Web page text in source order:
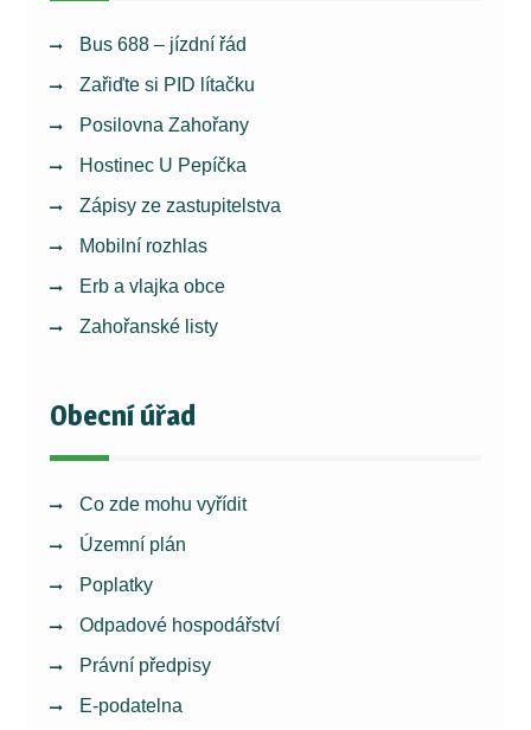
Bus 688 – jízdní řád
Zařiďte si PID lítačku
Posilovna Zahořany
Hostinec U Pepíčka
Zápisy ze zastupitelstva
Mobilní rozhlas
Erb a vlajka obce
Zahořanské listy
Obecní úřad
Co zde mohu vyřídit
Územní plán
Poplatky
Odpadové hospodářství
Právní předpisy
E-podatelna